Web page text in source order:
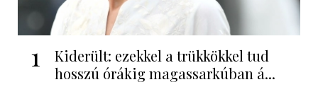
1
Kiderült: ezekkel a trükkökkel tud
hosszú órákig magassarkúban á...